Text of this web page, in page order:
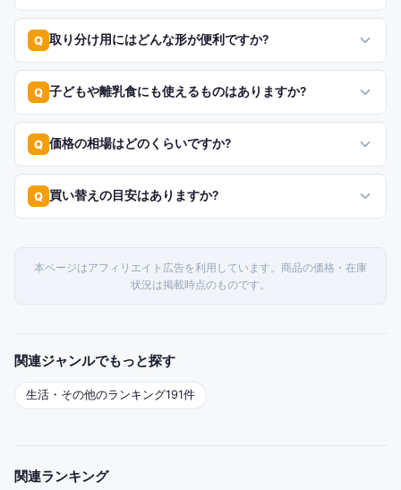
Q 取り分け用にはどんな形が便利ですか?
Q 子どもや離乳食にも使えるものはありますか?
Q 価格の相場はどのくらいですか?
Q 買い替えの目安はありますか?
本ページはアフィリエイト広告を利用しています。商品の価格・在庫
状況は掲載時点のものです。
関連ジャンルでもっと探す
生活・その他のランキング191件
関連ランキング